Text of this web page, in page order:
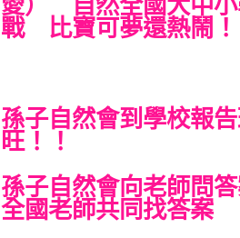
愛） 自然全國大中
戰 比寶可夢還熱鬧
孫子自然會到學校報
旺！！
孫子自然會向老師
全國老師共同找答案